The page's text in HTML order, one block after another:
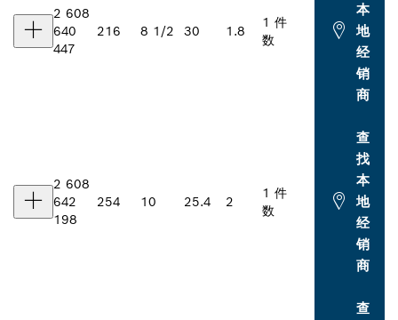
2 608
640
447
216 8 1/2 30 1.8
1 件
数
本
地
经
销
商
2 608
642
198
254 10 25.4 2
1 件
数
查
找
本
地
经
销
商
查